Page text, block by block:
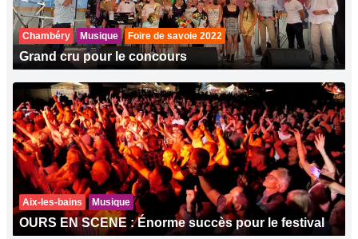
Chambéry Musique Foire de savoie 2022
Grand cru pour le concours
Aix-les-bains Musique
OURS EN SCENE : Énorme succès pour le festival